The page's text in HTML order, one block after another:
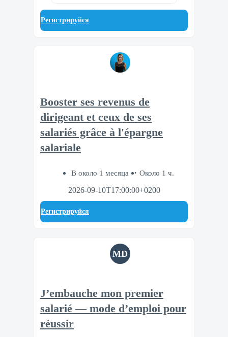
Регистрируйся
Booster ses revenus de
dirigeant et ceux de ses
salariés grâce à l'épargne
salariale
В около 1 месяца
Около 1 ч.
2026-09-10T17:00:00+0200
Регистрируйся
MD
J’embauche mon premier
salarié — mode d’emploi pour
réussir